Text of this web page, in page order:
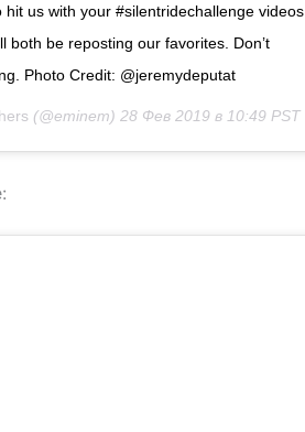
us with your #silentridechallenge videos
both be reposting our favorites. Don’t
Photo Credit: @jeremydeputat
(@eminem) 28 Фев 2019 в 10:49 PST